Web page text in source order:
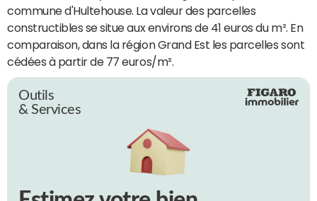
commune d'Hultehouse. La valeur des parcelles
constructibles se situe aux environs de 41 euros du m². En
comparaison, dans la région Grand Est les parcelles sont
cédées à partir de 77 euros/m².
Outils
& Services